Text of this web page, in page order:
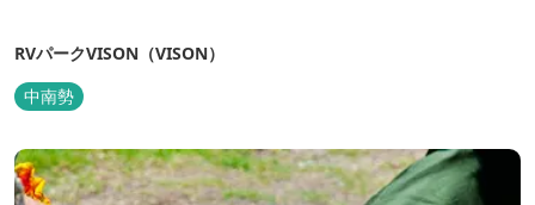
RVパークVISON（VISON）
中南勢